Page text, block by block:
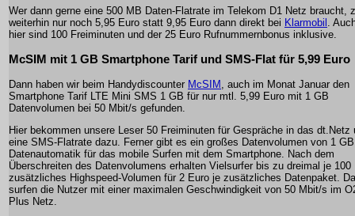
Wer dann gerne eine 500 MB Daten-Flatrate im Telekom D1 Netz braucht,
weiterhin nur noch 5,95 Euro statt 9,95 Euro dann direkt bei Klarmobil .
hier sind 100 Freiminuten und der 25 Euro Rufnummernbonus inklusive.
McSIM mit 1 GB Smartphone Tarif und SMS-Flat für 5,99 Euro
Dann haben wir beim Handydiscounter McSIM , auch im Monat Januar den
Smartphone Tarif LTE Mini SMS 1 GB für nur mtl. 5,99 Euro mit 1 GB
Datenvolumen bei 50 Mbit/s gefunden.
Hier bekommen unsere Leser 50 Freiminuten für Gespräche in das dt.Netz
eine SMS-Flatrate dazu. Ferner gibt es ein großes Datenvolumen von 1
Datenautomatik für das mobile Surfen mit dem Smartphone. Nach dem
Überschreiten des Datenvolumens erhalten Vielsurfer bis zu dreimal je 100
zusätzliches Highspeed-Volumen für 2 Euro je zusätzliches Datenpaket.
surfen die Nutzer mit einer maximalen Geschwindigkeit von 50 Mbit/s im
Plus Netz.